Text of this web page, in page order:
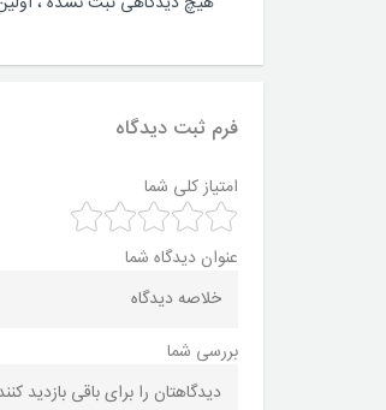
فرم ثبت دیدگاه
امتیاز کلی شما
عنوان دیدگاه شما
بررسی شما